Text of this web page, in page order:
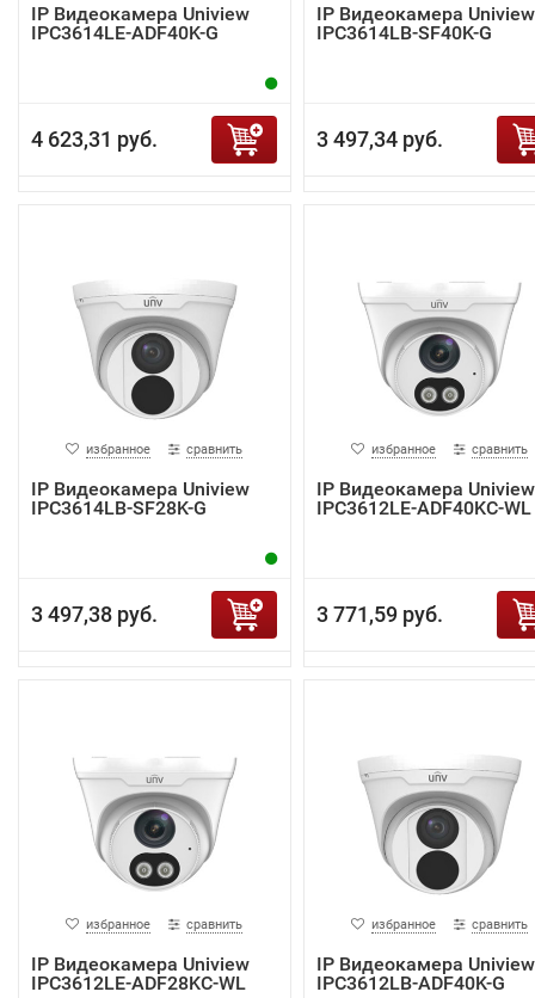
IP Видеокамера Uniview
IPC3614LE-ADF40K-G
4 623,31 руб.
IP Видеокамера Uniview
IPC3614LB-SF40K-G
3 497,34 руб.
избранное сравнить
IP Видеокамера Uniview
IPC3614LB-SF28K-G
3 497,38 руб.
избранное сравнить
IP Видеокамера Uniview
IPC3612LE-ADF40KC-WL
3 771,59 руб.
избранное сравнить
IP Видеокамера Uniview
IPC3612LE-ADF28KC-WL
избранное сравнить
IP Видеокамера Uniview
IPC3612LB-ADF40K-G